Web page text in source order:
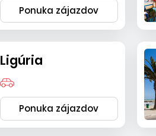
Ponuka zájazdov
Ligúria
Ponuka zájazdov